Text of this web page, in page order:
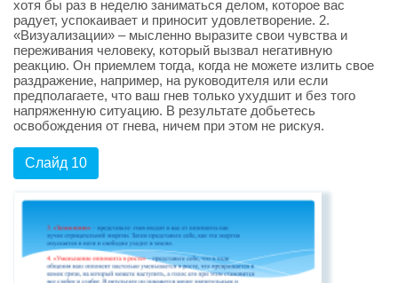
хотя бы раз в неделю заниматься делом, которое вас
радует, успокаивает и приносит удовлетворение. 2.
«Визуализации» – мысленно выразите свои чувства и
переживания человеку, который вызвал негативную
реакцию. Он приемлем тогда, когда не можете излить свое
раздражение, например, на руководителя или если
предполагаете, что ваш гнев только ухудшит и без того
напряженную ситуацию. В результате добьетесь
освобождения от гнева, ничем при этом не рискуя.
Слайд 10